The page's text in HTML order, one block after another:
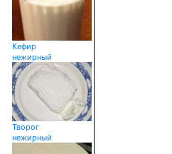
Кефир
нежирный
Творог
нежирный